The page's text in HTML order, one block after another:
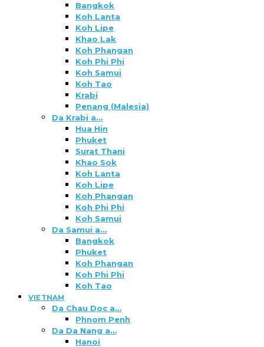
Bangkok
Koh Lanta
Koh Lipe
Khao Lak
Koh Phangan
Koh Phi Phi
Koh Samui
Koh Tao
Krabi
Penang (Malesia)
Da Krabi a…
Hua Hin
Phuket
Surat Thani
Khao Sok
Koh Lanta
Koh Lipe
Koh Phangan
Koh Phi Phi
Koh Samui
Da Samui a…
Bangkok
Phuket
Koh Phangan
Koh Phi Phi
Koh Tao
VIETNAM
Da Chau Doc a…
Phnom Penh
Da Da Nang a…
Hanoi